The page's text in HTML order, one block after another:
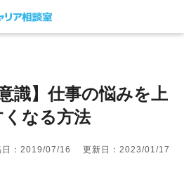
識】仕事の悩みを上
なる方法
日：2019/07/16 更新日：2023/01/17